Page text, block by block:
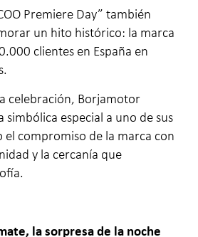
Premiere Day” también
un hito histórico: la marca
clientes en España en
celebración, Borjamotor
simbólica especial a uno de sus
el compromiso de la marca con
y la cercanía que
la sorpresa de la noche